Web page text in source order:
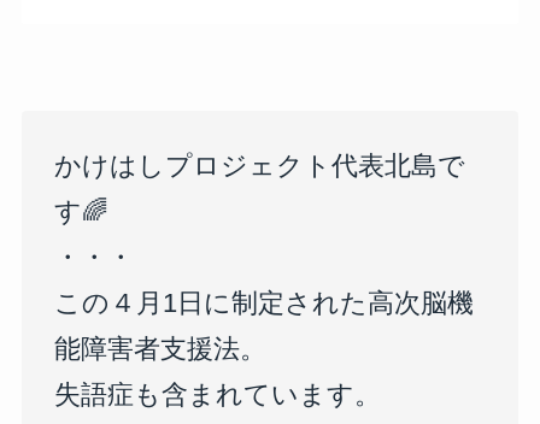
かけはしプロジェクト代表北島で
す🌈
・・・
この４月1日に制定された高次脳機
能障害者支援法。
失語症も含まれています。